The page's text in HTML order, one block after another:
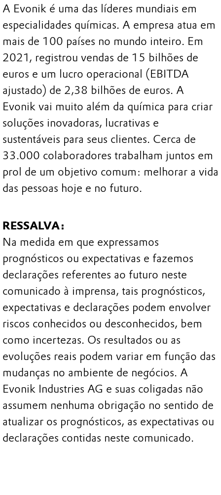
A Evonik é uma das líderes mundiais em
especialidades químicas. A empresa atua em
mais de 100 países no mundo inteiro. Em
2021, registrou vendas de 15 bilhões de
euros e um lucro operacional (EBITDA
ajustado) de 2,38 bilhões de euros. A
Evonik vai muito além da química para criar
soluções inovadoras, lucrativas e
sustentáveis para seus clientes. Cerca de
33.000 colaboradores trabalham juntos em
prol de um objetivo comum: melhorar a vida
das pessoas hoje e no futuro.
RESSALVA:
Na medida em que expressamos
prognósticos ou expectativas e fazemos
declarações referentes ao futuro neste
comunicado à imprensa, tais prognósticos,
expectativas e declarações podem envolver
riscos conhecidos ou desconhecidos, bem
como incertezas. Os resultados ou as
evoluções reais podem variar em função das
mudanças no ambiente de negócios. A
Evonik Industries AG e suas coligadas não
assumem nenhuma obrigação no sentido de
atualizar os prognósticos, as expectativas ou
declarações contidas neste comunicado.